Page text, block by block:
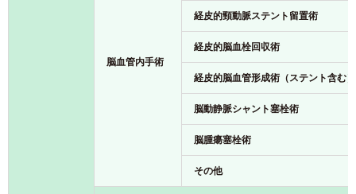
脳血管内手術
経皮的頸動脈ステント留置術
経皮的脳血栓回収術
経皮的脳血管形成術（ステント含む）
脳動静脈シャント塞栓術
脳腫瘍塞栓術
その他